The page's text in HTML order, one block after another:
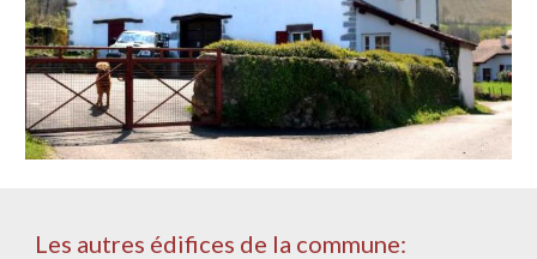
Les autres édifices de la commune: